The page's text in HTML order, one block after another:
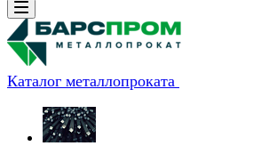
Каталог металлопроката